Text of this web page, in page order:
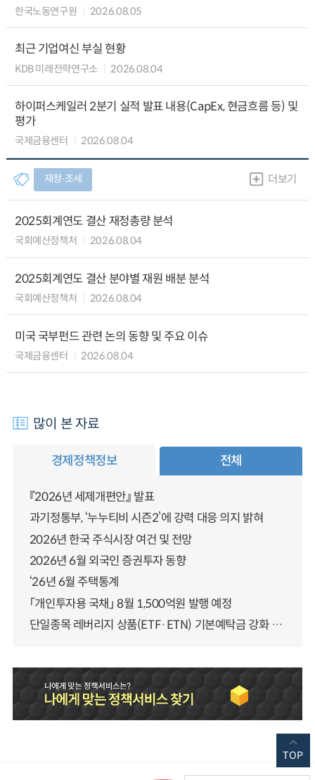
한국노동연구원 2026.08.05
최근 기업여신 부실 현황
KDB 미래전략연구소 2026.08.04
하이퍼스케일러 2분기 실적 발표 내용(CapEx, 현금흐름 등) 및
평가
국제금융센터 2026.08.04
재정∙조세 더보기
2025회계연도 결산 재정총량 분석
국회예산정책처 2026.08.04
2025회계연도 결산 분야별 재원 배분 분석
국회예산정책처 2026.08.04
미국 국부펀드 관련 논의 동향 및 주요 이슈
국제금융센터 2026.08.04
많이 본 자료
경제정책정보 전체
『2026년 세제개편안』 발표
과기정통부, ‘누누티비 시즌2’에 강력 대응 의지 밝혀
2026년 한국 주식시장 여건 및 전망
2026년 6월 외국인 증권투자 동향
‘26년 6월 주택통계
「개인투자용 국채」 8월 1,500억원 발행 예정
단일종목 레버리지 상품(ETF·ETN) 기본예탁금 강화 조기시행 방안 안내
TOP